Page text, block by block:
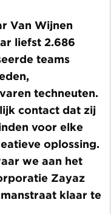
Van Wijnen
liefst 2.686
teams
techneuten.
contact dat zij
voor elke
oplossing.
we aan het
Zayaz
klaar te